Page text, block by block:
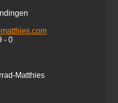
- 0
Matthies